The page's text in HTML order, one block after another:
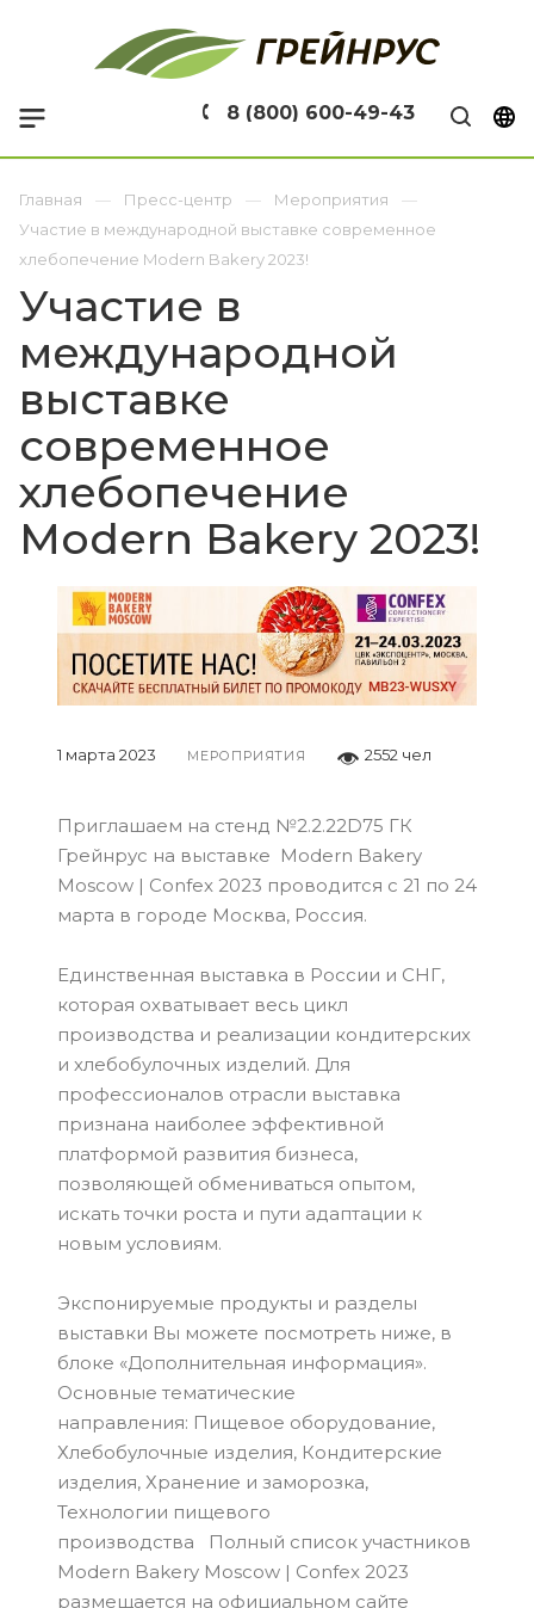
8 (800) 600-49-43
Главная Пресс-центр
Мероприятия
Участие в международной выставке современное
хлебопечение Modern Bakery 2023!
Участие в
международной
выставке
современное
хлебопечение
Modern Bakery 2023!
1 марта 2023 МЕРОПРИЯТИЯ 2552 чел
Приглашаем на стенд №2.2.22D75 ГК
Грейнрус на выставке Modern Bakery
Moscow | Confex 2023 проводится c 21 по 24
марта в городе Москва, Россия.
Единственная выставка в России и СНГ,
которая охватывает весь цикл
производства и реализации кондитерских
и хлебобулочных изделий. Для
профессионалов отрасли выставка
признана наиболее эффективной
платформой развития бизнеса,
позволяющей обмениваться опытом,
искать точки роста и пути адаптации к
новым условиям.
Экспонируемые продукты и разделы
выставки Вы можете посмотреть ниже, в
блоке «Дополнительная информация».
Основные тематические
направления: Пищевое оборудование,
Хлебобулочные изделия, Кондитерские
изделия, Хранение и заморозка,
Технологии пищевого
производства Полный список участников
Modern Bakery Moscow | Confex 2023
размещается на официальном сайте